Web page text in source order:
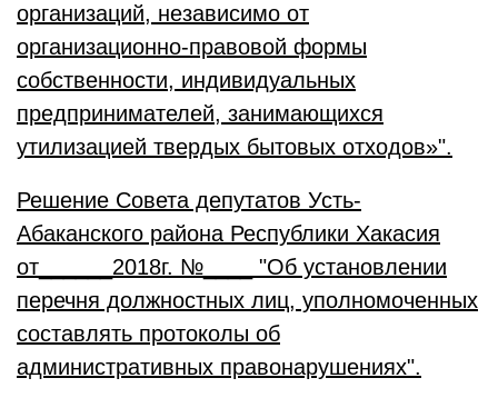
организаций, независимо от
организационно-правовой формы
собственности, индивидуальных
предпринимателей, занимающихся
утилизацией твердых бытовых отходов»".
Решение Совета депутатов Усть-
Абаканского района Республики Хакасия
от______2018г. №____ "Об установлении
перечня должностных лиц, уполномоченных
составлять протоколы об
административных правонарушениях".